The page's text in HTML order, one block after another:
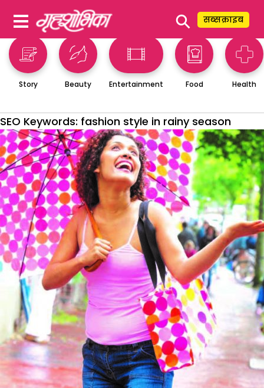
⚲ सब्सक्राइब
Story Beauty Entertainment Food Health
SEO Keywords: fashion style in rainy season